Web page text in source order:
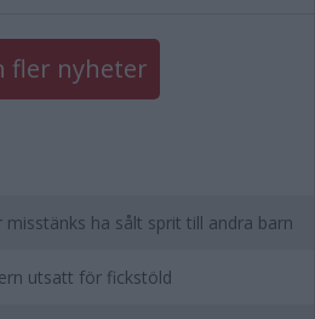
fler nyheter
ha sålt sprit till andra barn
utsatt för fickstöld